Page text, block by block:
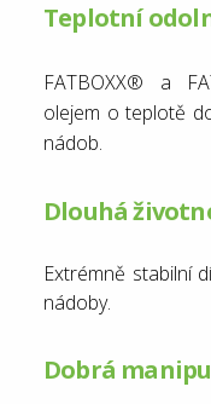
Teplotní
FATBOXX® a
olejem o teplotě
nádob.
Dlouhá
Extrémně stabilní
nádoby.
Dobrá